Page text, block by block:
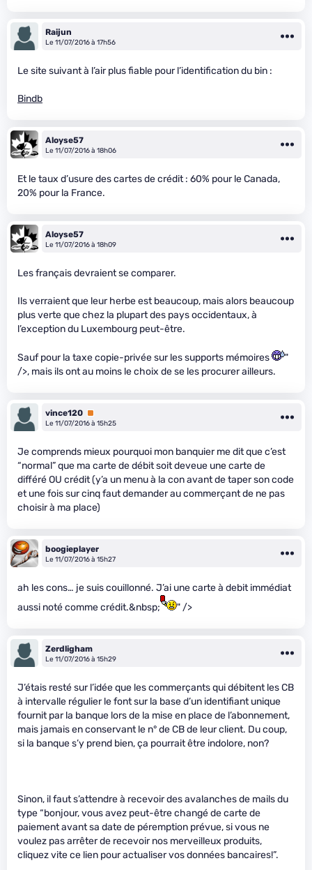
Raijun
Le 11/07/2016 à 17h56
Le site suivant à l’air plus fiable pour l’identification du bin :
Bindb
Aloyse57
Le 11/07/2016 à 18h06
Et le taux d’usure des cartes de crédit : 60% pour le Canada,
20% pour la France.
Aloyse57
Le 11/07/2016 à 18h09
Les français devraient se comparer.
Ils verraient que leur herbe est beaucoup, mais alors beaucoup
plus verte que chez la plupart des pays occidentaux, à
l’exception du Luxembourg peut-être.
Sauf pour la taxe copie-privée sur les supports mémoires
"
/>, mais ils ont au moins le choix de se les procurer ailleurs.
vince120 Premium
Le 11/07/2016 à 15h25
Je comprends mieux pourquoi mon banquier me dit que c’est
“normal” que ma carte de débit soit deveue une carte de
différé OU crédit (y’a un menu à la con avant de taper son code
et une fois sur cinq faut demander au commerçant de ne pas
choisir à ma place)
boogieplayer
Le 11/07/2016 à 15h27
ah les cons… je suis couillonné. J’ai une carte à debit immédiat
aussi noté comme crédit.&nbsp;
" />
Zerdligham
Le 11/07/2016 à 15h29
J’étais resté sur l’idée que les commerçants qui débitent les CB
à intervalle régulier le font sur la base d’un identifiant unique
fournit par la banque lors de la mise en place de l’abonnement,
mais jamais en conservant le n° de CB de leur client. Du coup,
si la banque s’y prend bien, ça pourrait être indolore, non?
Sinon, il faut s’attendre à recevoir des avalanches de mails du
type “bonjour, vous avez peut-être changé de carte de
paiement avant sa date de péremption prévue, si vous ne
voulez pas arrêter de recevoir nos merveilleux produits,
cliquez vite ce lien pour actualiser vos données bancaires!”.